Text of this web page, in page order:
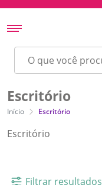
Escritório
Início Escritório
Escritório
Filtrar resultados